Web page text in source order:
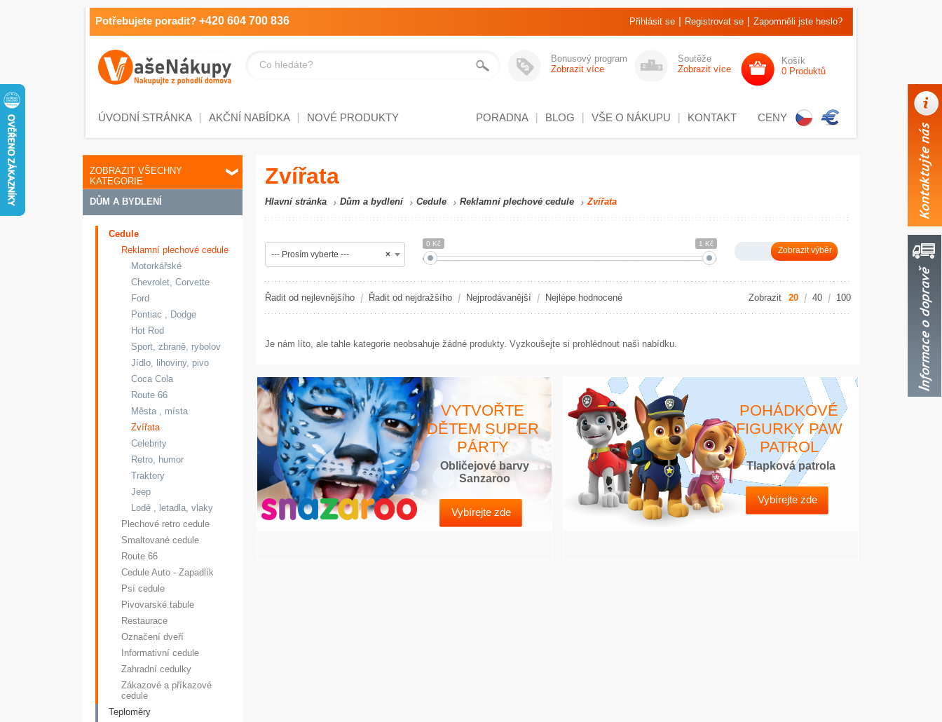
Potřebujete poradit? +420 604 700 836 Přihlásit se | Registrovat se | Zapomněli jste heslo?
Co hledáte?
Bonusový program
Zobrazit více
Soutěže
Zobrazit více
Košík
0 Produktů
ÚVODNÍ STRÁNKA AKČNÍ NABÍDKA NOVÉ PRODUKTY PORADNA BLOG VŠE O NÁKUPU KONTAKT CENY
ZOBRAZIT VŠECHNY
KATEGORIE
DŮM A BYDLENÍ
Cedule
Reklamní plechové cedule
Motorkářské
Chevrolet, Corvette
Ford
Pontiac , Dodge
Hot Rod
Sport, zbraně, rybolov
Jídlo, lihoviny, pivo
Coca Cola
Route 66
Města , místa
Zvířata
Celebrity
Retro, humor
Traktory
Jeep
Lodě , letadla, vlaky
Plechové retro cedule
Smaltované cedule
Route 66
Cedule Auto - Zapadlík
Psí cedule
Pivovarské tabule
Restaurace
Označení dveří
Informativní cedule
Zahradní cedulky
Zákazové a příkazové
cedule
Teploměry
Zvířata
Hlavní stránka Dům a bydlení Cedule Reklamní plechové cedule Zvířata
×
--- Prosím vyberte ---
0 Kč 1 Kč
Řadit od nejlevnějšího Řadit od nejdražšího Nejprodávanější Nejlépe hodnocené Zobrazit 20 40 100
Je nám líto, ale tahle kategorie neobsahuje žádné produkty. Vyzkoušejte si prohlédnout naši nabídku.
SVÍTÍCÍ
GLÓBUSY, JAKO
ŠKOLNÍ
POMŮCKA
Nebo noční lampička
Vybírejte zde
VYTVOŘTE
DĚTEM SUPER
PÁRTY
Obličejové barvy
Sanzaroo
Vybírejte zde
POHÁDKOVÉ
FIGURKY PAW
PATROL
Tlapková patrola
Vybírejte zde